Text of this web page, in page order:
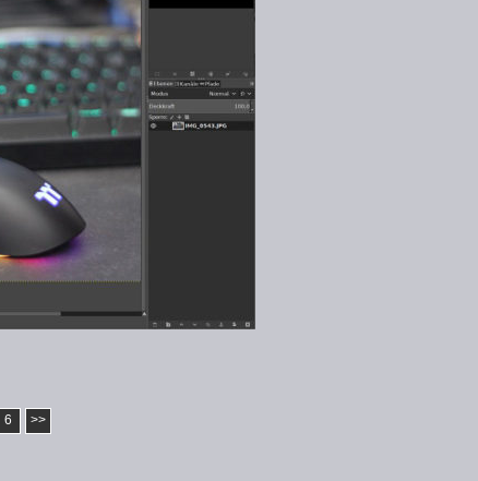
6 >>